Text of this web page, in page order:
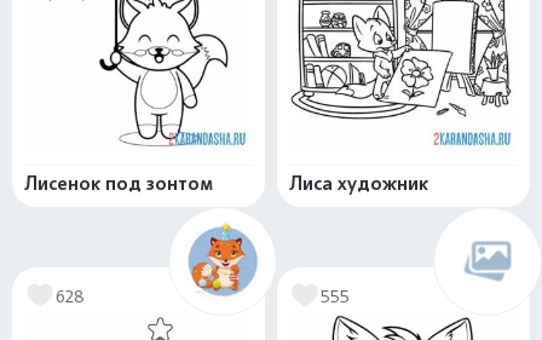
Лисенок под зонтом Лиса художник
628 555